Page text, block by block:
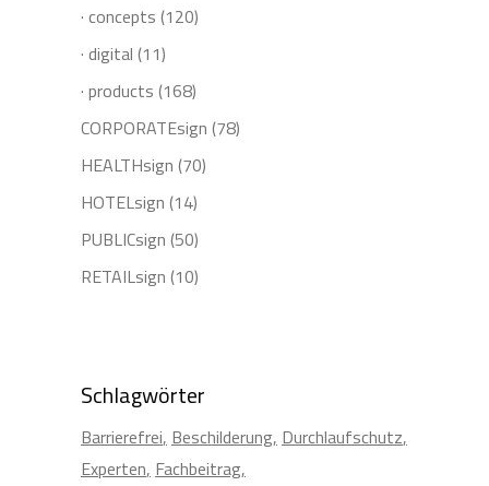
· concepts (120)
· digital (11)
· products (168)
CORPORATEsign (78)
HEALTHsign (70)
HOTELsign (14)
PUBLICsign (50)
RETAILsign (10)
Schlagwörter
Barrierefrei Beschilderung Durchlaufschutz
Experten Fachbeitrag